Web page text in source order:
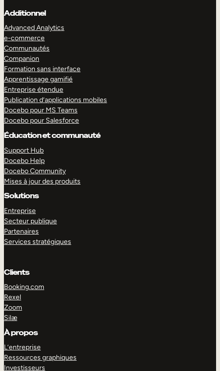
Additionnel
Advanced Analytics
e-commerce
Communautés
Companion
Formation sans interface
Apprentissage gamifié
Entreprise étendue
Publication d’applications mobiles
Docebo pour MS Teams
Docebo pour Salesforce
Éducation et communauté
Support Hub
Docebo Help
Docebo Community
Mises à jour des produits
Solutions
Entreprise
Secteur publique
Partenaires
Services stratégiques
Clients
Booking.com
Rexel
Zoom
Silæ
À propos
L’entreprise
Ressources graphiques
Investisseurs